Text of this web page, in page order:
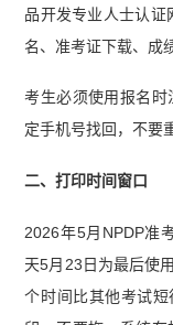
品开发专业人士认证
名、准考证下载、成
考生必须使用报名
定手机号找回，不要
二、打印时间窗口
2026年5月NPDP准
天5月23日为最后使
个时间比其他考试